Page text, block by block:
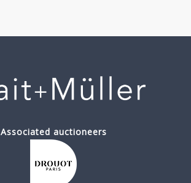
Associated auctioneers